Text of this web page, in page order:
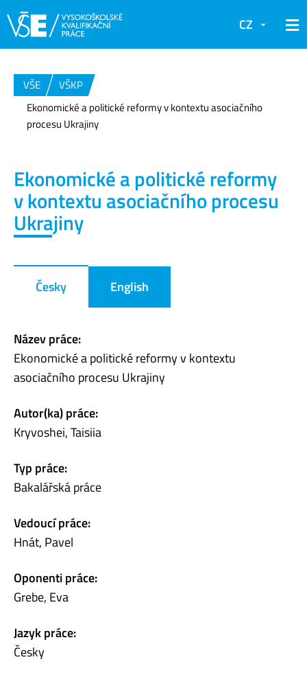
CZ
VŠE
VŠKP
Ekonomické a politické reformy v kontextu asociačního
procesu Ukrajiny
Ekonomické a politické reformy
v kontextu asociačního procesu
Ukrajiny
Česky English
Název práce:
Ekonomické a politické reformy v kontextu
asociačního procesu Ukrajiny
Autor(ka) práce:
Kryvoshei, Taisiia
Typ práce:
Bakalářská práce
Vedoucí práce:
Hnát, Pavel
Oponenti práce:
Grebe, Eva
Jazyk práce:
Česky